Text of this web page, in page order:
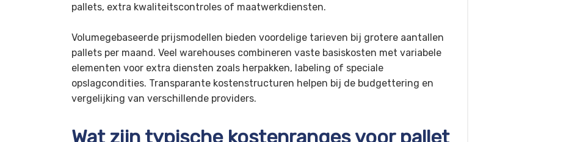
pallets, extra kwaliteitscontroles of maatwerkdiensten.
Volumegebaseerde prijsmodellen bieden voordelige tarieven bij grotere aantallen
pallets per maand. Veel warehouses combineren vaste basiskosten met variabele
elementen voor extra diensten zoals herpakken, labeling of speciale
opslagcondities. Transparante kostenstructuren helpen bij de budgettering en
vergelijking van verschillende providers.
Wat zijn typische kostenranges voor pallet